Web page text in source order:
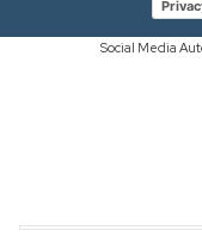
Social Media